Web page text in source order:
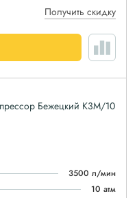
Получить скидку
Бежецкий К3М/10
3500 л/мин
10 атм